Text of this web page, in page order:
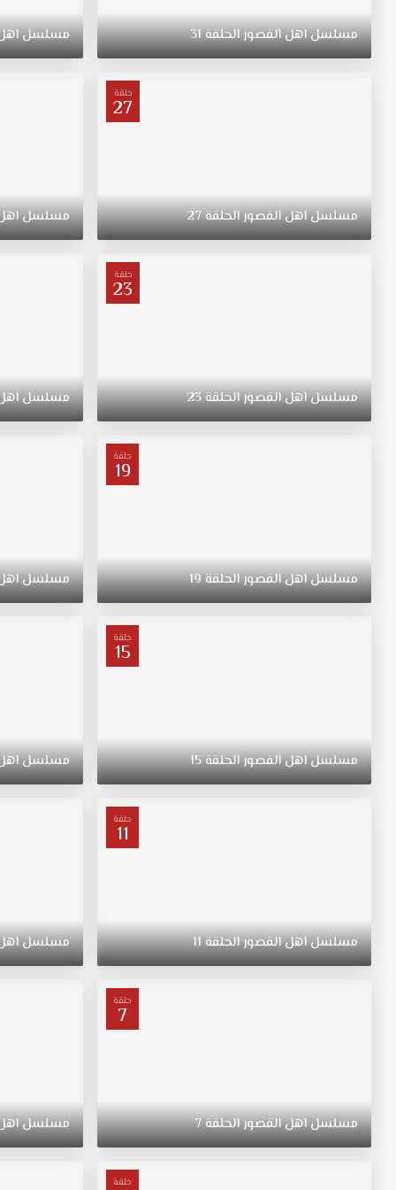
وبين
منافسه
الشاب
في
قتل
البعض
عطا
وكرامته
فوق
كل
له
قيمته
المعنويه
يضطر
ليبيع
يعمل
عندهم
وابنته
مسلسلاهلالقصورالحلقة31 مسلسل
حلقة
27
مسلسلاهلالقصورالحلقة27 مسلسل
حلقة
23
مسلسلاهلالقصورالحلقة23 مسلسل
حلقة
19
مسلسلاهلالقصورالحلقة19 مسلسل
حلقة
15
مسلسلاهلالقصورالحلقة15 مسلسل
حلقة
11
مسلسلاهلالقصورالحلقة11 مسلسل
حلقة
7
مسلسلاهلالقصورالحلقة7 مسلسل
حلقة